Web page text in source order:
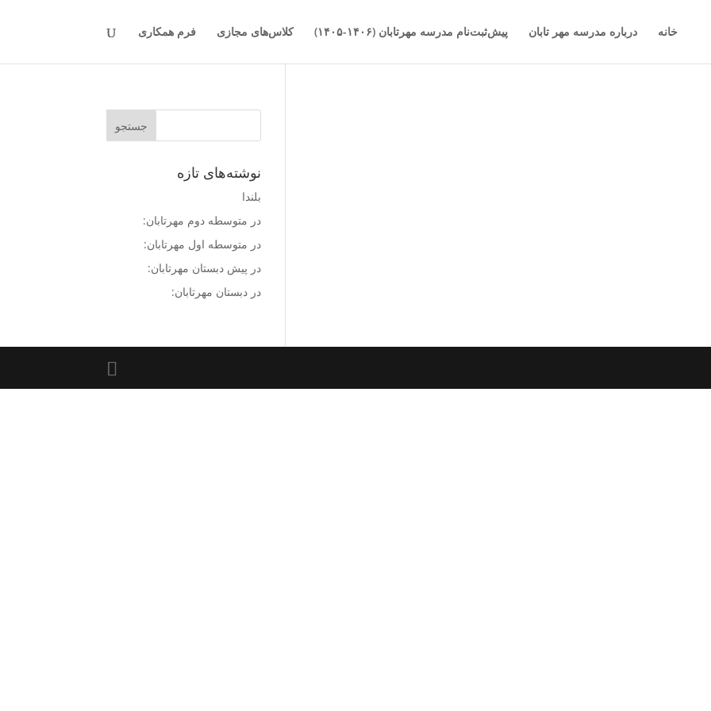
خانه درباره مدرسه مهر تابان پیش‌ثبت‌نام مدرسه مهرتابان (۱۴۰۶-۱۴۰۵) کلاس‌های مجازی فرم همکاری
نوشته‌های تازه
بلندا
در متوسطه دوم مهرتابان:
در متوسطه اول مهرتابان:
در پیش دبستان مهرتابان:
در دبستان مهرتابان: